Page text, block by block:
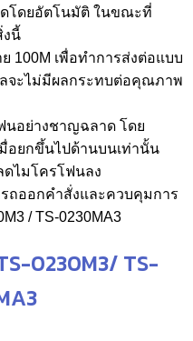
โดยอัตโนมัติ ในขณะที่
งนี้
100M เพื่อทำการส่งต่อแบบ
จะไม่มีผลกระทบต่อคุณภาพ
นอย่างชาญฉลาด โดย
อยกขึ้นไปด้านบนเท่านั้น
ดไมโครโฟนลง
ถออกคำสั่งและควบคุมการ
/ TS-0230MA3
0230M3/ TS-